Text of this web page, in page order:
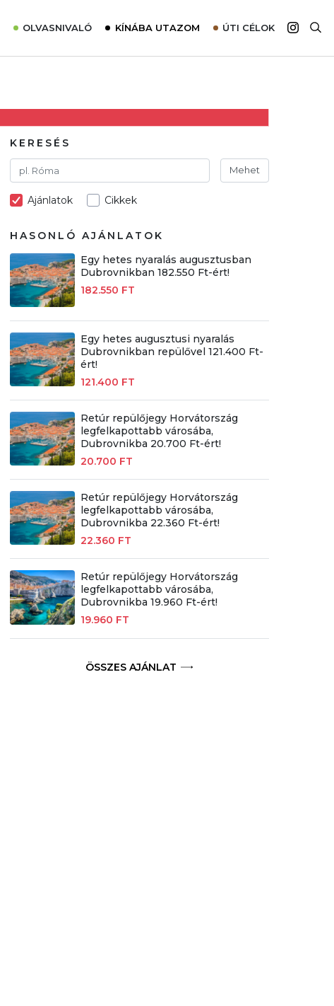
OLVASNIVALÓ
Utazómajom – CitySIM kártya a világutazóknak
Élménybeszámolók
Szállodalátogatás
Sajtómegjelenések
KÍNÁBA UTAZOM ÚTI CÉLOK
Afrika
KERESÉS
Mehet
Ajánlatok Cikkek
HASONLÓ AJÁNLATOK
Egy hetes nyaralás augusztusban
Dubrovnikban 182.550 Ft-ért!
182.550 FT
Egy hetes augusztusi nyaralás
Dubrovnikban repülővel 121.400 Ft-
ért!
121.400 FT
Retúr repülőjegy Horvátország
legfelkapottabb városába,
Dubrovnikba 20.700 Ft-ért!
20.700 FT
Retúr repülőjegy Horvátország
legfelkapottabb városába,
Dubrovnikba 22.360 Ft-ért!
22.360 FT
Retúr repülőjegy Horvátország
legfelkapottabb városába,
Dubrovnikba 19.960 Ft-ért!
19.960 FT
ÖSSZES AJÁNLAT